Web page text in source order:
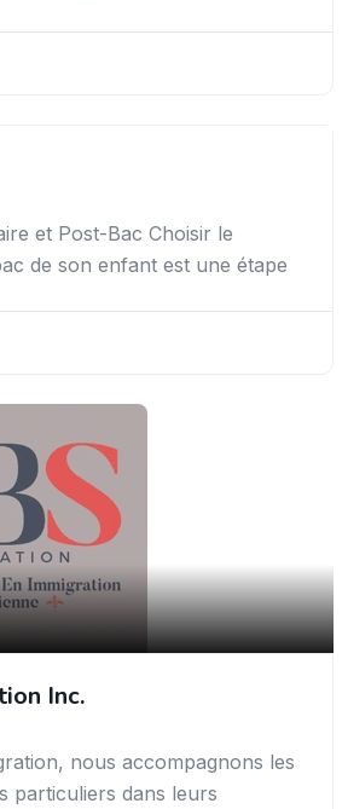
et Post-Bac Choisir le
de son enfant est une étape
Inc.
nous accompagnons les
particuliers dans leurs